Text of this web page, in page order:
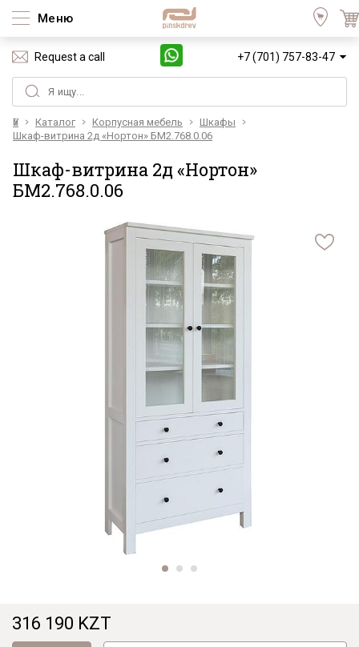
Меню
Request a call +7 (701) 757-83-47
Үй Каталог Корпусная мебель
Шкафы
Шкаф-витрина 2д «Нортон» БМ2.768.0.06
Шкаф-витрина 2д «Нортон»
БМ2.768.0.06
316 190 KZT